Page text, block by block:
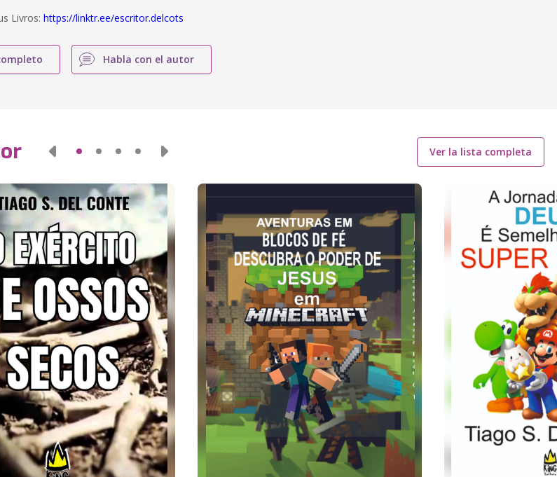
Livros:https://linktr.ee/escritor.delcots
Habla con el autor
Ver la lista completa